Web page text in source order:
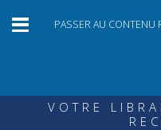
PASSER AU CONTENU
VOTRE